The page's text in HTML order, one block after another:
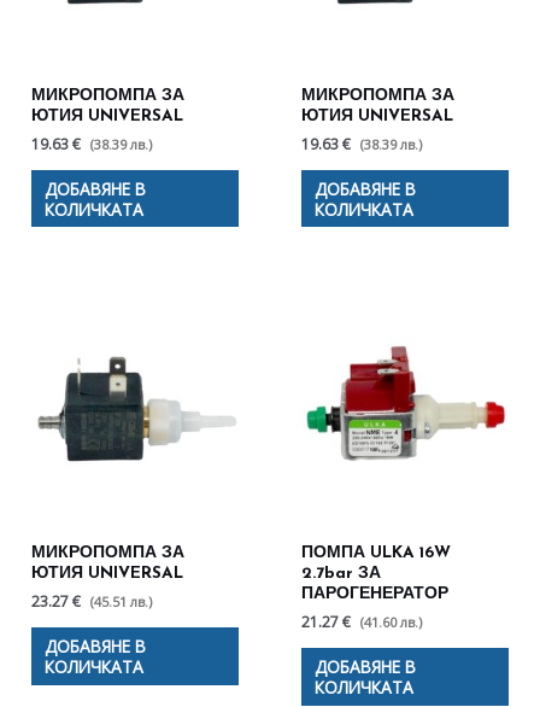
МИКРОПОМПА ЗА
ЮТИЯ UNIVERSAL
19.63 € (38.39 лв.)
ДОБАВЯНЕ В
КОЛИЧКАТА
МИКРОПОМПА ЗА
ЮТИЯ UNIVERSAL
19.63 € (38.39 лв.)
ДОБАВЯНЕ В
КОЛИЧКАТА
МИКРОПОМПА ЗА
ЮТИЯ UNIVERSAL
23.27 € (45.51 лв.)
ДОБАВЯНЕ В
КОЛИЧКАТА
ПОМПА ULKA 16W
2.7bar ЗА
ПАРОГЕНЕРАТОР
21.27 € (41.60 лв.)
ДОБАВЯНЕ В
КОЛИЧКАТА